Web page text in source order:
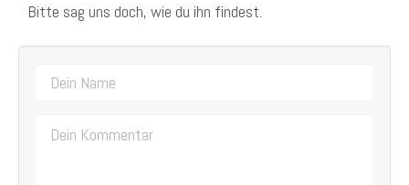
Bitte sag uns doch, wie du ihn findest.